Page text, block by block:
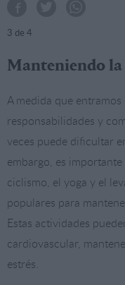
3 de 4
Manteniendo
A medida que
responsabilidades y
veces puede dificultar
embargo, es
ciclismo, el yoga y el
populares para
Estas actividades
cardiovascular,
estrés.